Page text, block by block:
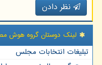
نظر دادن
لینک دوستان گروه هوش
تبلیغات انتخابات مجلس